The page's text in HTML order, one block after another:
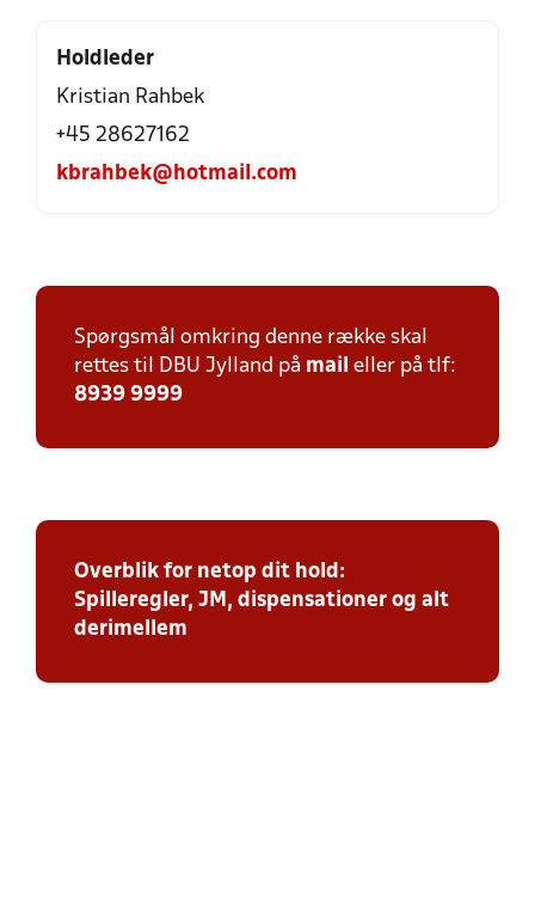
Holdleder
Kristian Rahbek
+45 28627162
kbrahbek@hotmail.com
Spørgsmål omkring denne række skal
rettes til DBU Jylland på mail eller på tlf:
8939 9999
Overblik for netop dit hold:
Spilleregler, JM, dispensationer og alt
derimellem